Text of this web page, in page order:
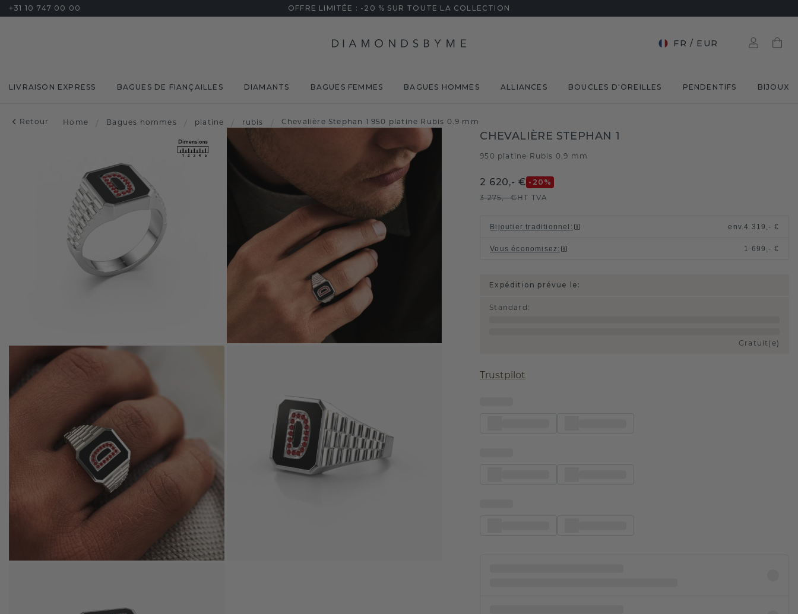
+31 10 747 00 00 OFFRE LIMITÉE : -20 % SUR TOUTE LA COLLECTION
FR / EUR
LIVRAISON EXPRESS BAGUES DE FIANÇAILLES DIAMANTS BAGUES FEMMES BAGUES HOMMES ALLIANCES BOUCLES D'OREILLES PENDENTIFS BIJOUX
Retour Home / Bagues hommes / platine / rubis / Chevalière Stephan 1 950 platine Rubis 0.9 mm
CHEVALIÈRE STEPHAN 1
950 platine Rubis 0.9 mm
2 620,- € -20 %
3 275,- €HT TVA
Bijoutier traditionnel : env.4 319,- €
Vous économisez: 1 699,- €
Expédition prévue le:
Standard :
Gratuit(e)
Trustpilot